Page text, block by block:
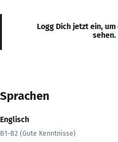
Logg Dich jetzt ein,
sehen.
Sprachen
Englisch
B1-B2 (Gute Kenntnisse)